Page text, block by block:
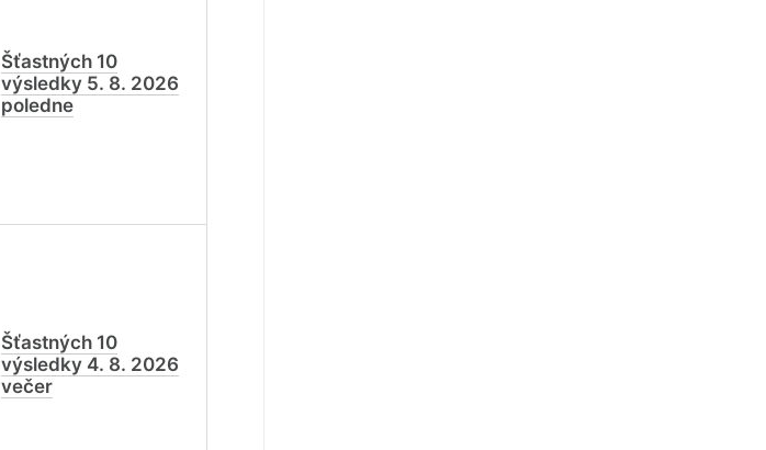
Šťastných 10
výsledky 5. 8. 2026
poledne
Šťastných 10
výsledky 4. 8. 2026
večer